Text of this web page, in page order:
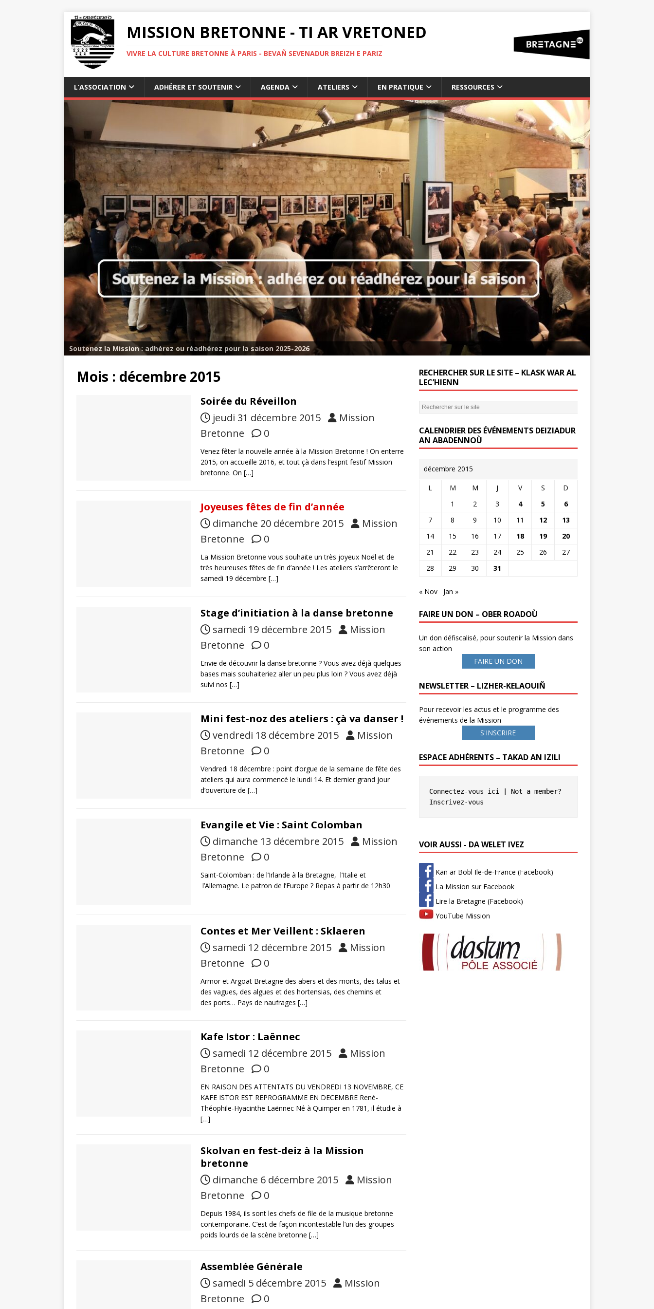
MISSION BRETONNE - TI AR VRETONED
VIVRE LA CULTURE BRETONNE À PARIS - BEVAÑ SEVENADUR BREIZH E PARIZ
L’ASSOCIATION ADHÉRER ET SOUTENIR AGENDA ATELIERS EN PRATIQUE RESSOURCES
Soutenez la Mission : adhérez ou réadhérez pour la saison 2025-2026
Mois : décembre 2015
Soirée du Réveillon
jeudi 31 décembre 2015
Mission
Bretonne
0
Venez fêter la nouvelle année à la Mission Bretonne ! On enterre
2015, on accueille 2016, et tout çà dans l’esprit festif Mission
bretonne. On […]
Joyeuses fêtes de fin d’année
dimanche 20 décembre 2015
Mission
Bretonne
0
La Mission Bretonne vous souhaite un très joyeux Noël et de
très heureuses fêtes de fin d’année ! Les ateliers s’arrêteront le
samedi 19 décembre […]
Stage d’initiation à la danse bretonne
samedi 19 décembre 2015
Mission
Bretonne
0
Envie de découvrir la danse bretonne ? Vous avez déjà quelques
bases mais souhaiteriez aller un peu plus loin ? Vous avez déjà
suivi nos […]
Mini fest-noz des ateliers : çà va danser !
vendredi 18 décembre 2015
Mission
Bretonne
0
Vendredi 18 décembre : point d’orgue de la semaine de fête des
ateliers qui aura commencé le lundi 14. Et dernier grand jour
d’ouverture de […]
Evangile et Vie : Saint Colomban
dimanche 13 décembre 2015
Mission
Bretonne
0
Saint-Colomban : de l’Irlande à la Bretagne, l’Italie et
l’Allemagne. Le patron de l’Europe ? Repas à partir de 12h30
Contes et Mer Veillent : Sklaeren
samedi 12 décembre 2015
Mission
Bretonne
0
Armor et Argoat Bretagne des abers et des monts, des talus et
des vagues, des algues et des hortensias, des chemins et
des ports… Pays de naufrages […]
Kafe Istor : Laënnec
samedi 12 décembre 2015
Mission
Bretonne
0
EN RAISON DES ATTENTATS DU VENDREDI 13 NOVEMBRE, CE
KAFE ISTOR EST REPROGRAMME EN DECEMBRE René-
Théophile-Hyacinthe Laënnec Né à Quimper en 1781, il étudie à
[…]
Skolvan en fest-deiz à la Mission
bretonne
dimanche 6 décembre 2015
Mission
Bretonne
0
Depuis 1984, ils sont les chefs de file de la musique bretonne
contemporaine. C’est de façon incontestable l’un des groupes
poids lourds de la scène bretonne […]
Assemblée Générale
samedi 5 décembre 2015
Mission
Bretonne
0
RECHERCHER SUR LE SITE – KLASK WAR AL
LEC’HIENN
CALENDRIER DES ÉVÉNEMENTS DEIZIADUR
AN ABADENNOÙ
décembre 2015
L M M J V S
D
1
2 3 4 5
6
7
8 9 10 11 12
13
14
15 16 17 18 19
20
21
22 23 24 25 26
27
28
29 30 31
« Nov Jan »
FAIRE UN DON – OBER ROADOÙ
Un don défiscalisé, pour soutenir la Mission dans
son action
FAIRE UN DON
NEWSLETTER – LIZHER-KELAOUIÑ
Pour recevoir les actus et le programme des
événements de la Mission
S'INSCRIRE
ESPACE ADHÉRENTS – TAKAD AN IZILI
Connectez-vous ici
Inscrivez-vous
VOIR AUSSI - DA WELET IVEZ
Kan ar Bobl Ile-de-France (Facebook)
La Mission sur Facebook
Lire la Bretagne (Facebook)
YouTube Mission